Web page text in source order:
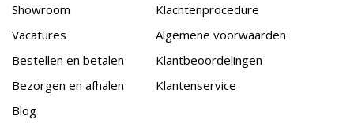
Showroom
Vacatures
Bestellen en betalen
Bezorgen en afhalen
Blog
Klachtenprocedure
Algemene voorwaarden
Klantbeoordelingen
Klantenservice